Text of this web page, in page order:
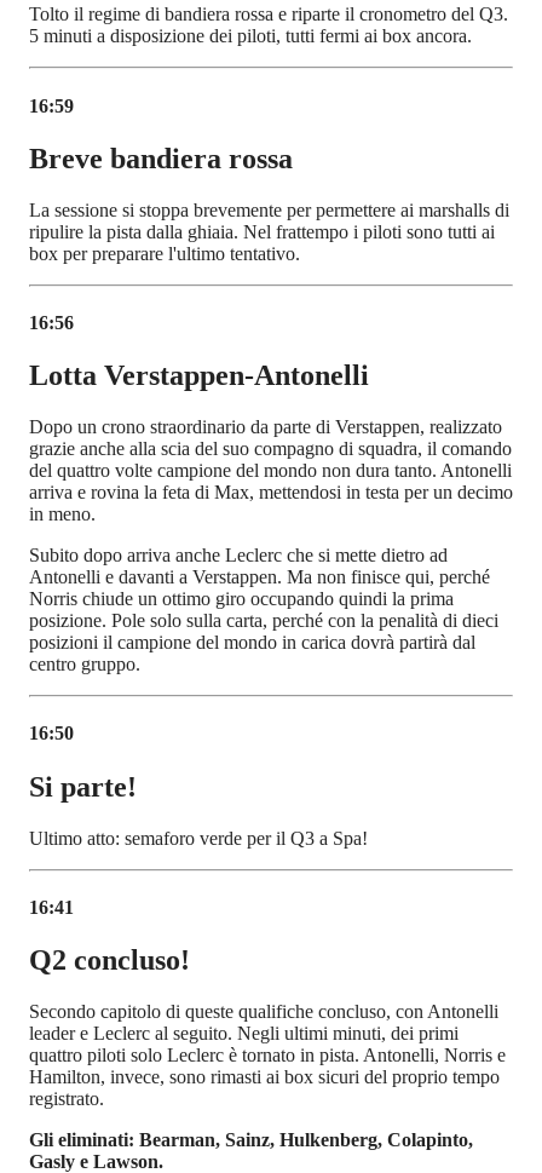
Tolto il regime di bandiera rossa e riparte il cronometro del Q3.
5 minuti a disposizione dei piloti, tutti fermi ai box ancora.
16:59
Breve bandiera rossa
La sessione si stoppa brevemente per permettere ai marshalls di
ripulire la pista dalla ghiaia. Nel frattempo i piloti sono tutti ai
box per preparare l'ultimo tentativo.
16:56
Lotta Verstappen-Antonelli
Dopo un crono straordinario da parte di Verstappen, realizzato
grazie anche alla scia del suo compagno di squadra, il comando
del quattro volte campione del mondo non dura tanto. Antonelli
arriva e rovina la feta di Max, mettendosi in testa per un decimo
in meno.
Subito dopo arriva anche Leclerc che si mette dietro ad
Antonelli e davanti a Verstappen. Ma non finisce qui, perché
Norris chiude un ottimo giro occupando quindi la prima
posizione. Pole solo sulla carta, perché con la penalità di dieci
posizioni il campione del mondo in carica dovrà partirà dal
centro gruppo.
16:50
Si parte!
Ultimo atto: semaforo verde per il Q3 a Spa!
16:41
Q2 concluso!
Secondo capitolo di queste qualifiche concluso, con Antonelli
leader e Leclerc al seguito. Negli ultimi minuti, dei primi
quattro piloti solo Leclerc è tornato in pista. Antonelli, Norris e
Hamilton, invece, sono rimasti ai box sicuri del proprio tempo
registrato.
Gli eliminati: Bearman, Sainz, Hulkenberg, Colapinto,
Gasly e Lawson.